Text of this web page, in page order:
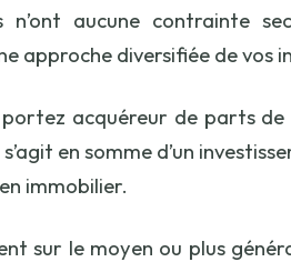
n’ont aucune contrainte
approche diversifiée de vos
portez acquéreur de parts
en somme d’un
immobilier.
sur le moyen ou plus